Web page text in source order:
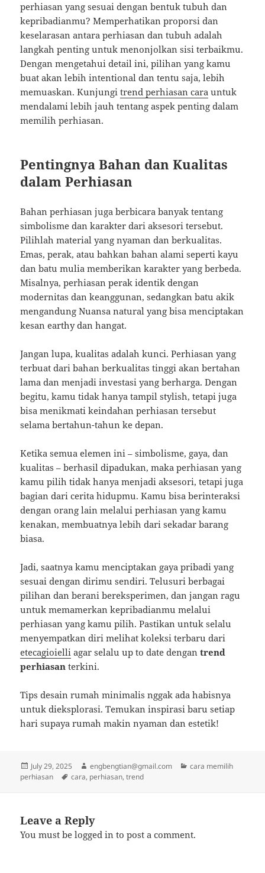
perhiasan yang sesuai dengan bentuk tubuh dan
kepribadianmu? Memperhatikan proporsi dan
keselarasan antara perhiasan dan tubuh adalah
langkah penting untuk menonjolkan sisi terbaikmu.
Dengan mengetahui detail ini, pilihan yang kamu
buat akan lebih intentional dan tentu saja, lebih
memuaskan. Kunjungitrend perhiasan cara untuk
mendalami lebih jauh tentang aspek penting dalam
memilih perhiasan.
Pentingnya Bahan dan Kualitas
dalam Perhiasan
Bahan perhiasan juga berbicara banyak tentang
simbolisme dan karakter dari aksesori tersebut.
Pilihlah material yang nyaman dan berkualitas.
Emas, perak, atau bahkan bahan alami seperti kayu
dan batu mulia memberikan karakter yang berbeda.
Misalnya, perhiasan perak identik dengan
modernitas dan keanggunan, sedangkan batu akik
mengandung Nuansa natural yang bisa menciptakan
kesan earthy dan hangat.
Jangan lupa, kualitas adalah kunci. Perhiasan yang
terbuat dari bahan berkualitas tinggi akan bertahan
lama dan menjadi investasi yang berharga. Dengan
begitu, kamu tidak hanya tampil stylish, tetapi juga
bisa menikmati keindahan perhiasan tersebut
selama bertahun-tahun ke depan.
Ketika semua elemen ini – simbolisme, gaya, dan
kualitas – berhasil dipadukan, maka perhiasan yang
kamu pilih tidak hanya menjadi aksesori, tetapi juga
bagian dari cerita hidupmu. Kamu bisa berinteraksi
dengan orang lain melalui perhiasan yang kamu
kenakan, membuatnya lebih dari sekadar barang
biasa.
Jadi, saatnya kamu menciptakan gaya pribadi yang
sesuai dengan dirimu sendiri. Telusuri berbagai
pilihan dan berani bereksperimen, dan jangan ragu
untuk memamerkan kepribadianmu melalui
perhiasan yang kamu pilih. Pastikan untuk selalu
menyempatkan diri melihat koleksi terbaru dari
etecagioielli agar selalu up to date dengantrend
perhiasan terkini.
Tips desain rumah minimalis nggak ada habisnya
untuk dieksplorasi. Temukan inspirasi baru setiap
hari supaya rumah makin nyaman dan estetik!
Posted
on
July 29, 2025 Author
engbengtian@gmail.com Categories
cara memilih
perhiasan
Tags
cara, perhiasan,trend
Leave a Reply
You must belogged in to post a comment.